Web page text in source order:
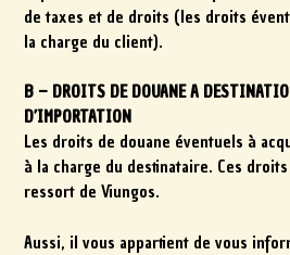
de taxes et de droits (les droits
la charge du client).
B – DROITS DE DOUANE A
D’IMPORTATION
Les droits de douane éventuels à
à la charge du destinataire. Ces
ressort de Viungos.
Aussi, il vous appartient de vous